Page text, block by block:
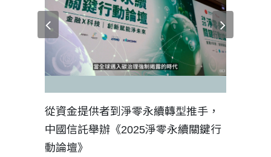
從資金提供者到淨零永續轉型推手，
中國信託舉辦《2025淨零永續關鍵行
動論壇》